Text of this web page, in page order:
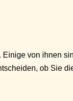
von ihnen
ob Sie